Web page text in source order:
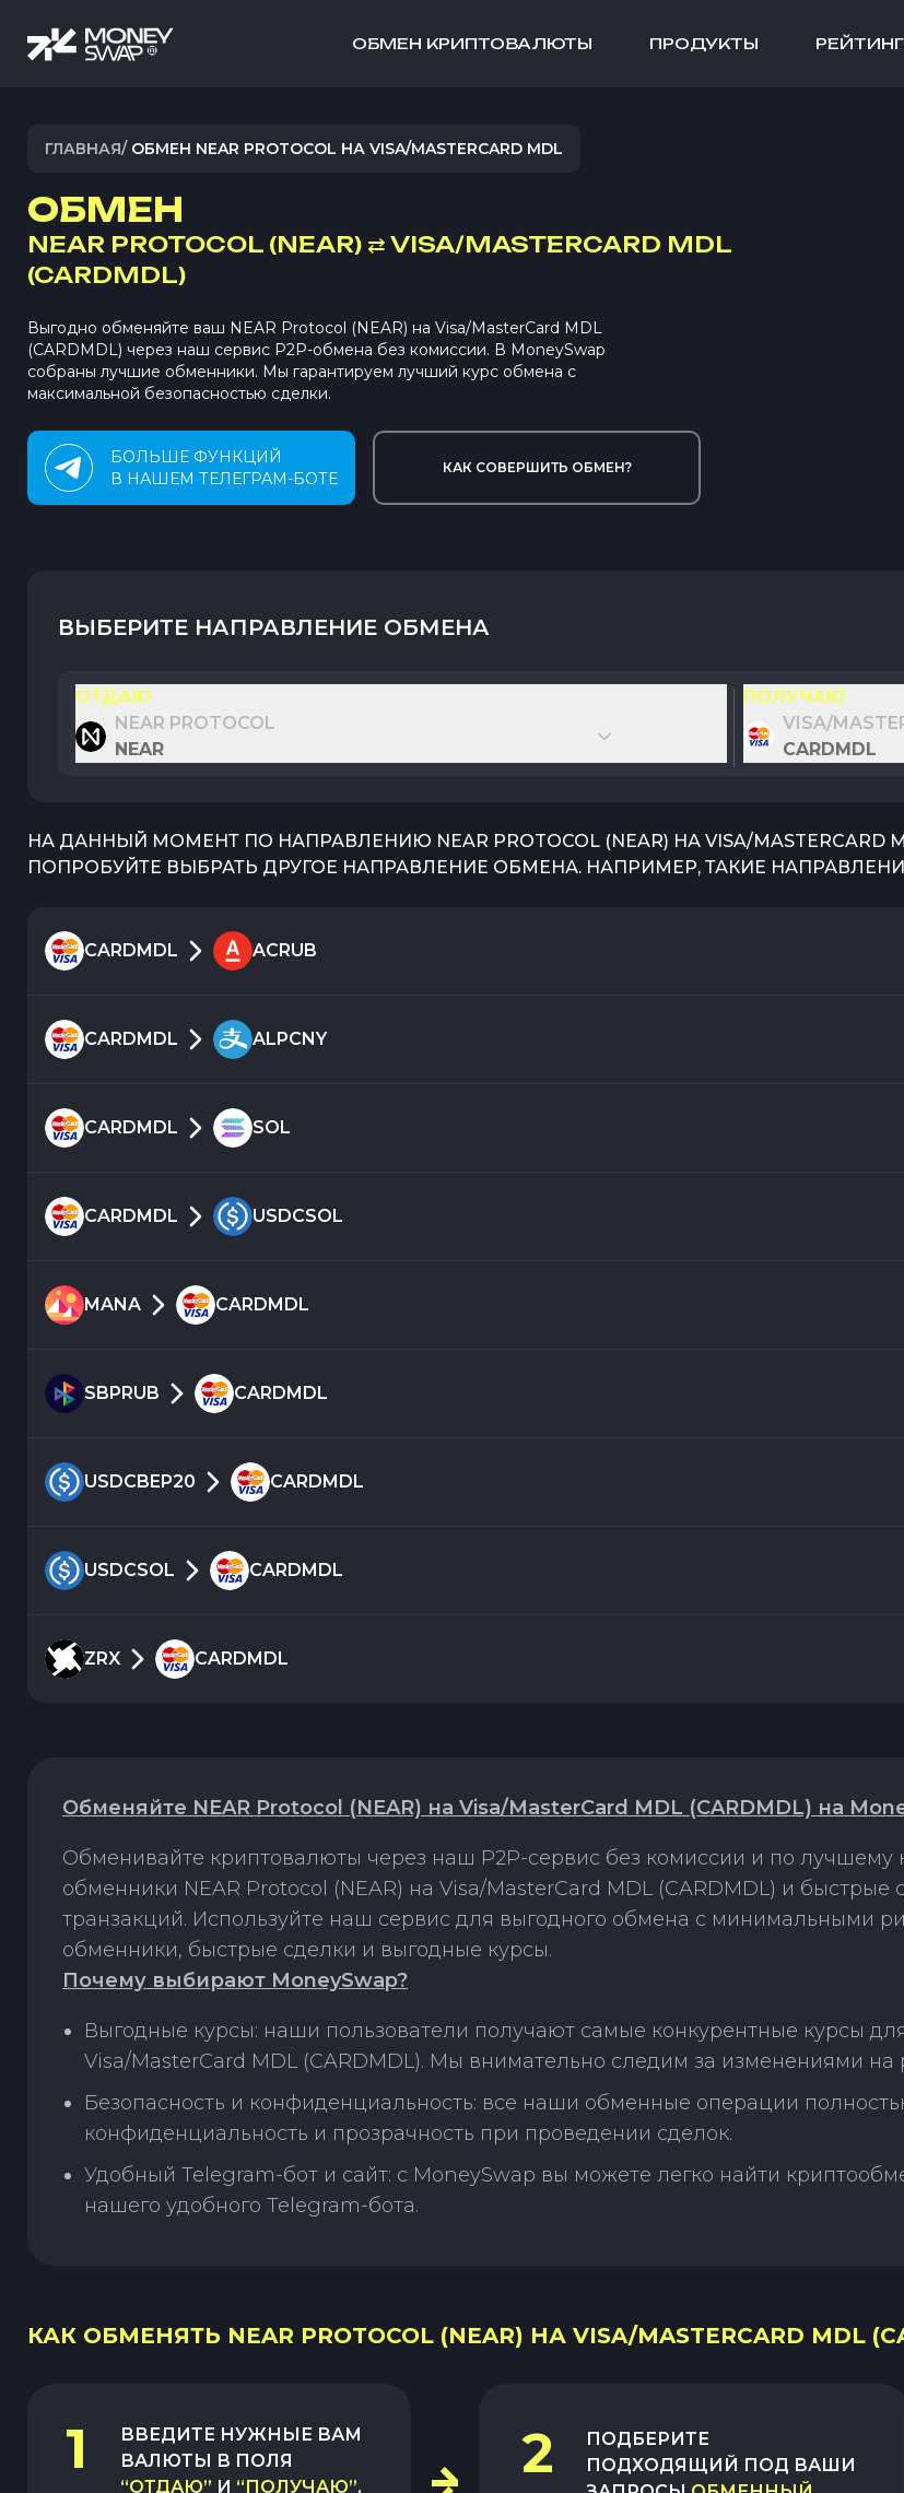
ОБМЕН КРИПТОВАЛЮТЫ ПРОДУКТЫ
ГЛАВНАЯ/ ОБМЕН NEAR PROTOCOL НА VISA/MASTERCARD MDL
ОБМЕН
NEAR PROTOCOL (NEAR) ⇄ VISA/MASTERCARD MDL
(CARDMDL)
Выгодно обменяйте ваш NEAR Protocol (NEAR) на Visa/MasterCard MDL
(CARDMDL) через наш сервис P2P-обмена без комиссии. В MoneySwap
собраны лучшие обменники. Мы гарантируем лучший курс обмена с
максимальной безопасностью сделки.
БОЛЬШЕ ФУНКЦИЙ
В НАШЕМ ТЕЛЕГРАМ-БОТЕ
КАК СОВЕРШИТЬ ОБМЕН?
ВЫБЕРИТЕ НАПРАВЛЕНИЕ ОБМЕНА
ОТДАЮ
NEAR PROTOCOL
NEAR
ПОЛУЧАЮ
VISA/
CARDMDL
НА ДАННЫЙ МОМЕНТ ПО НАПРАВЛЕНИЮ NEAR PROTOCOL (NEAR) НА VISA/MASTERCARD
ПОПРОБУЙТЕ ВЫБРАТЬ ДРУГОЕ НАПРАВЛЕНИЕ ОБМЕНА. НАПРИМЕР, ТАКИЕ
CARDMDL ACRUB
CARDMDL ALPCNY
CARDMDL SOL
CARDMDL USDCSOL
MANA CARDMDL
SBPRUB CARDMDL
USDCBEP20 CARDMDL
USDCSOL CARDMDL
ZRX CARDMDL
Обменяйте NEAR Protocol (NEAR) на Visa/MasterCard MDL (CARDMDL) на
Обменивайте криптовалюты через наш P2P-сервис без комиссии и по лучшему
обменники NEAR Protocol (NEAR) на Visa/MasterCard MDL (CARDMDL) и
транзакций. Используйте наш сервис для выгодного обмена с минимальными
обменники, быстрые сделки и выгодные курсы.
Почему выбирают MoneySwap?
Выгодные курсы: наши пользователи получают самые конкурентные курсы
Visa/MasterCard MDL (CARDMDL). Мы внимательно следим за изменениями
Безопасность и конфиденциальность: все наши обменные операции
конфиденциальность и прозрачность при проведении сделок.
Удобный Telegram-бот и сайт: с MoneySwap вы можете легко найти
нашего удобного Telegram-бота.
КАК ОБМЕНЯТЬ NEAR PROTOCOL (NEAR) НА VISA/MASTERCARD MDL
1
ВВЕДИТЕ НУЖНЫЕ ВАМ
ВАЛЮТЫ В ПОЛЯ
“ОТДАЮ” И “ПОЛУЧАЮ”.
2
ПОДБЕРИТЕ
ПОДХОДЯЩИЙ ПОД ВАШИ